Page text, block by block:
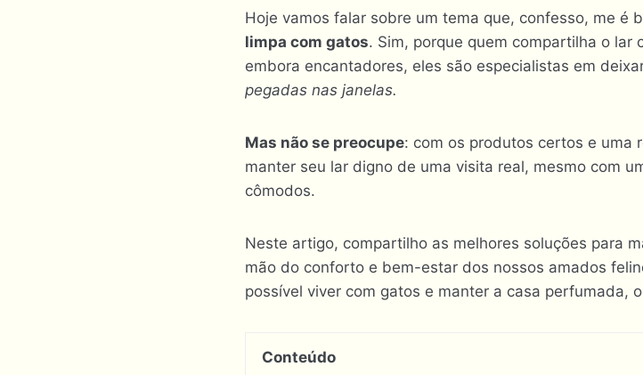
Hoje vamos falar sobre um tema que, confesso, me é
limpa com gatos. Sim, porque quem compartilha o lar
embora encantadores, eles são especialistas em
pegadas nas janelas.
Mas não se preocupe: com os produtos certos e uma
manter seu lar digno de uma visita real, mesmo com
cômodos.
Neste artigo, compartilho as melhores soluções para
mão do conforto e bem-estar dos nossos amados
possível viver com gatos e manter a casa perfumada,
Conteúdo